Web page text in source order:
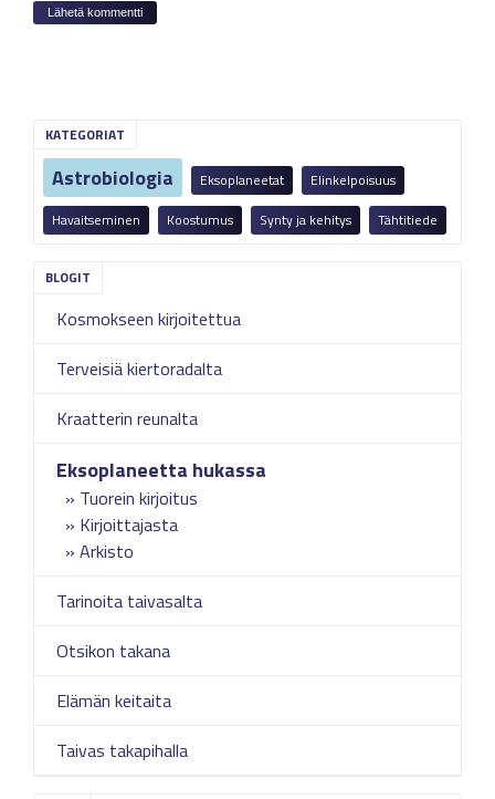
KATEGORIAT
Astrobiologia Eksoplaneetat
Elinkelpoisuus
Havaitseminen
Koostumus Synty ja kehitys Tähtitiede
Kosmokseen kirjoitettua
Terveisiä kiertoradalta
Kraatterin reunalta
Eksoplaneetta hukassa
Tuorein kirjoitus
Kirjoittajasta
Arkisto
Tarinoita taivasalta
Otsikon takana
Elämän keitaita
Taivas takapihalla